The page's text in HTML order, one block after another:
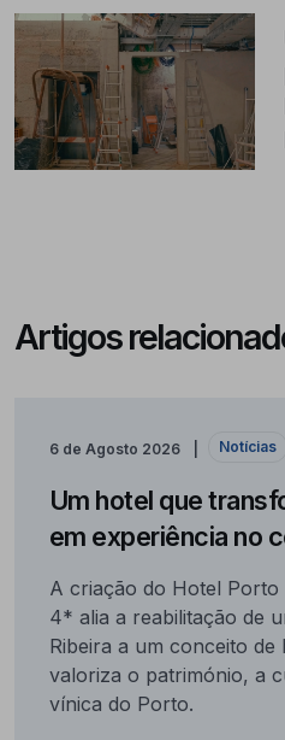
Artigos
6 de Agosto 2026 Notícias
Um hotel que
em experiência no
A criação do Hotel Porto
4* alia a reabilitação de
Ribeira a um conceito de
valoriza o património, a
vínica do Porto.